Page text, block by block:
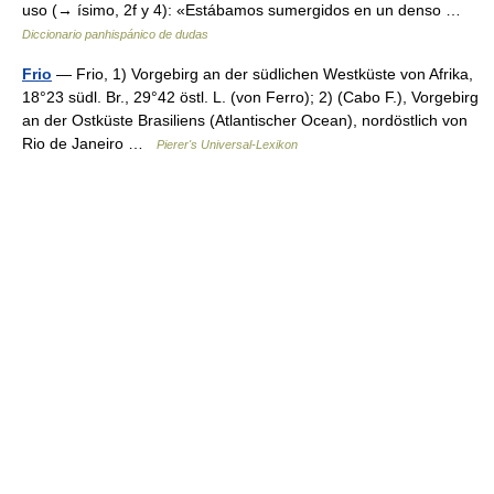
uso (→ ísimo, 2f y 4): «Estábamos sumergidos en un denso …
Diccionario panhispánico de dudas
Frio — Frio, 1) Vorgebirg an der südlichen Westküste von Afrika,
18°23 südl. Br., 29°42 östl. L. (von Ferro); 2) (Cabo F.), Vorgebirg
an der Ostküste Brasiliens (Atlantischer Ocean), nordöstlich von
Rio de Janeiro …
Pierer's Universal-Lexikon